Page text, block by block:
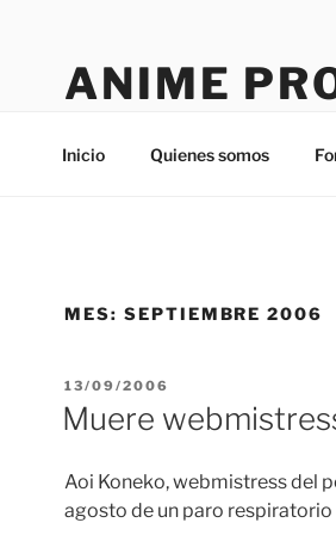
ANIME
Inicio Quienes somos
MES: SEPTIEMBRE 2006
PUBLICADO
EL
13/09/2006
Muere
Aoi Koneko, webmistress del
agosto de un paro respiratorio